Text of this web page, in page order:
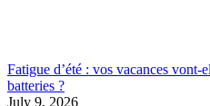
Fatigue d’été : vos vacances vont-
batteries ?
July 9, 2026